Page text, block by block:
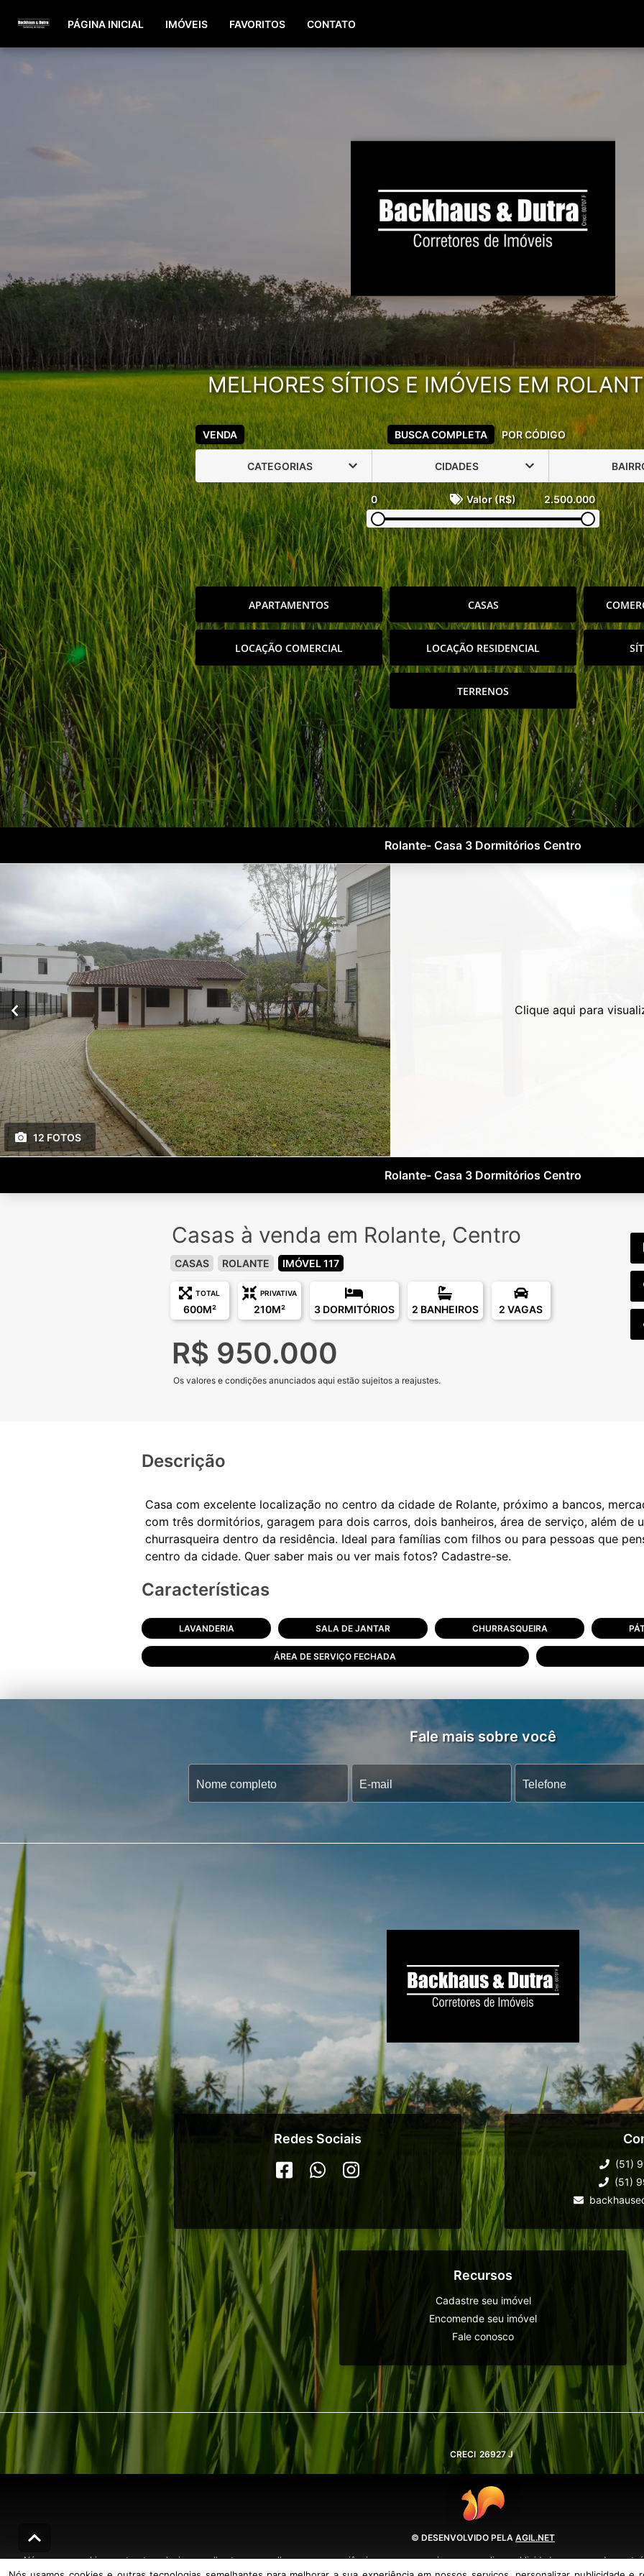
PÁGINA INICIAL IMÓVEIS FAVORITOS CONTATO
MELHORES SÍTIOS E IMÓVEIS EM
VENDA BUSCA COMPLETA POR CÓDIGO
CATEGORIAS CIDADES
0 Valor (R$) 2.500.000
APARTAMENTOS CASAS
LOCAÇÃO COMERCIAL LOCAÇÃO RESIDENCIAL
TERRENOS
Rolante- Casa 3 Dormitórios Centro
12 FOTOS
Clique aqui para
Rolante- Casa 3 Dormitórios Centro
Casas à venda em Rolante, Centro
CASAS ROLANTE IMÓVEL 117
TOTAL
600M²
PRIVATIVA
210M² 3 DORMITÓRIOS 2 BANHEIROS 2 VAGAS
R$ 950.000
Os valores e condições anunciados aqui estão sujeitos a reajustes.
Descrição
Casa com excelente localização no centro da cidade de Rolante, próximo a bancos,
com três dormitórios, garagem para dois carros, dois banheiros, área de serviço, além de
churrasqueira dentro da residência. Ideal para famílias com filhos ou para pessoas que
Características
LAVANDERIA SALA DE JANTAR CHURRASQUEIRA
ÁREA DE SERVIÇO FECHADA
Fale mais sobre você
Redes Sociais
(51)
(51)
Recursos
Cadastre seu imóvel
Encomende seu imóvel
Fale conosco
CRECI 26927 J
© DESENVOLVIDO PELA AGIL.NET
Nós usamos cookies e outras tecnologias semelhantes para melhorar a sua experiência em nossos serviços, personalizar publicidade e recomendar
política de privacidade e termos de uso.